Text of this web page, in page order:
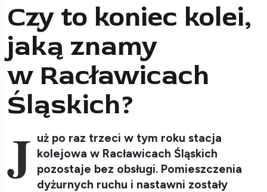
Czy to koniec kolei,
jaką znamy
w Racławicach
Śląskich?
J uż po raz trzeci w tym roku stacja
kolejowa w Racławicach Śląskich
pozostaje bez obsługi. Pomieszczenia
dyżurnych ruchu i nastawni zostały